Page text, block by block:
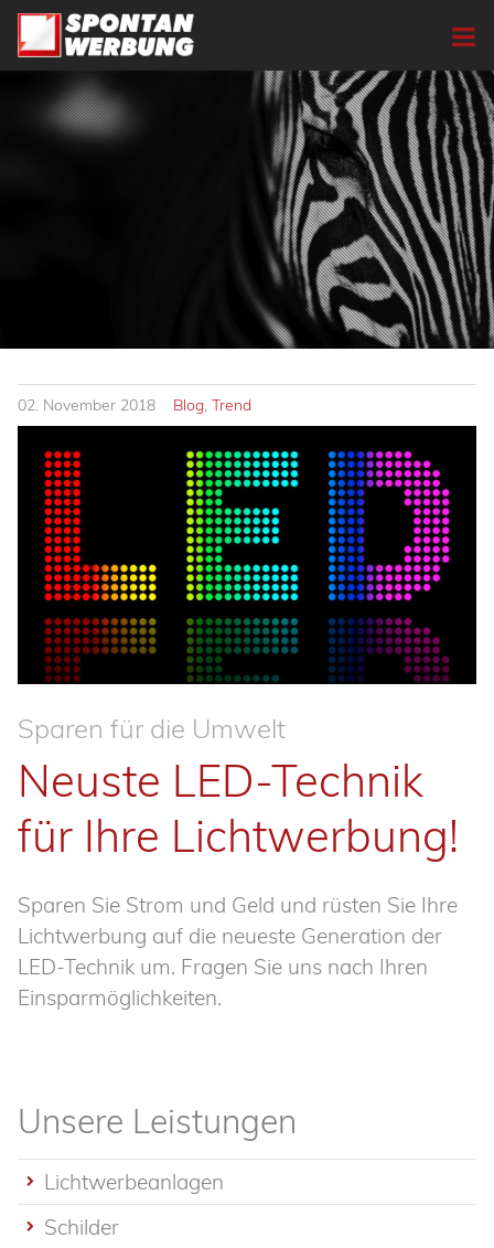
02. November 2018 Blog, Trend
Sparen für die Umwelt
Neuste LED-Technik
für Ihre Lichtwerbung!
Sparen Sie Strom und Geld und rüsten Sie Ihre
Lichtwerbung auf die neueste Generation der
LED-Technik um. Fragen Sie uns nach Ihren
Einsparmöglichkeiten.
Unsere Leistungen
Lichtwerbeanlagen
Schilder